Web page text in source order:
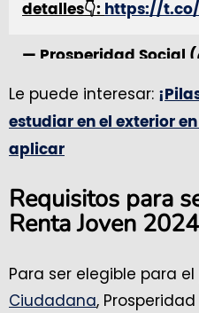
detalles👇: https://t.co/
— Prosperidad Social
Le puede interesar:
estudiar en el exterior
aplicar
Requisitos para
Renta Joven 2024
Para ser elegible para el
Ciudadana,